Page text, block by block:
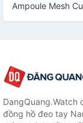
Ampoule Mesh
DangQuang.Watch
đồng hồ đeo tay